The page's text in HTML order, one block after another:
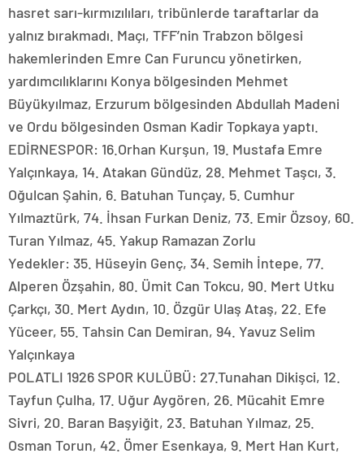
hasret sarı-kırmızılıları, tribünlerde taraftarlar da
yalnız bırakmadı. Maçı, TFF’nin Trabzon bölgesi
hakemlerinden Emre Can Furuncu yönetirken,
yardımcılıklarını Konya bölgesinden Mehmet
Büyükyılmaz, Erzurum bölgesinden Abdullah Madeni
ve Ordu bölgesinden Osman Kadir Topkaya yaptı.
EDİRNESPOR: 16.Orhan Kurşun, 19. Mustafa Emre
Yalçınkaya, 14. Atakan Gündüz, 28. Mehmet Taşcı, 3.
Oğulcan Şahin, 6. Batuhan Tunçay, 5. Cumhur
Yılmaztürk, 74. İhsan Furkan Deniz, 73. Emir Özsoy, 60.
Turan Yılmaz, 45. Yakup Ramazan Zorlu
Yedekler: 35. Hüseyin Genç, 34. Semih İntepe, 77.
Alperen Özşahin, 80. Ümit Can Tokcu, 90. Mert Utku
Çarkçı, 30. Mert Aydın, 10. Özgür Ulaş Ataş, 22. Efe
Yüceer, 55. Tahsin Can Demiran, 94. Yavuz Selim
Yalçınkaya
POLATLI 1926 SPOR KULÜBÜ: 27.Tunahan Dikişci, 12.
Tayfun Çulha, 17. Uğur Aygören, 26. Mücahit Emre
Sivri, 20. Baran Başyiğit, 23. Batuhan Yılmaz, 25.
Osman Torun, 42. Ömer Esenkaya, 9. Mert Han Kurt,